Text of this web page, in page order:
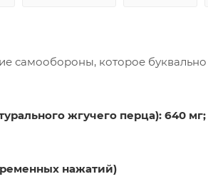
самообороны, которое буквально
жгучего перца): 640 мг;
нажатий)